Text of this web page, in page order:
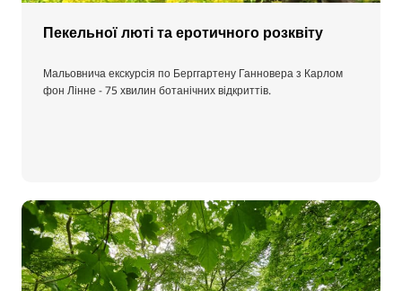
Пекельної люті та еротичного розквіту
Мальовнича екскурсія по Берггартену Ганновера з Карлом
фон Лінне - 75 хвилин ботанічних відкриттів.